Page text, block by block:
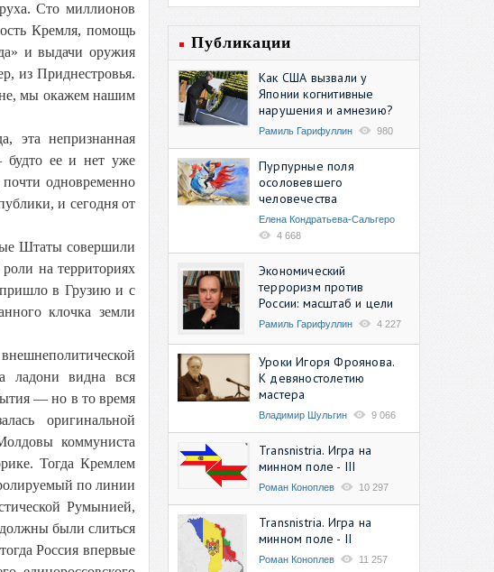
Сто миллионов
Кремля, помощь
и выдачи оружия
из Приднестровья.
мы окажем нашим
эта непризнанная
будто ее и нет уже
одновременно
и сегодня от
Штаты совершили
на территориях
в Грузию и с
клочка земли
ладони видна вся
— но в то время
оригинальной
коммуниста
Тогда Кремлем
по линии
Румынией,
были слиться
Россия впервые
Публикации
Как США вызвали у
Японии когнитивные
нарушения и амнезию?
Рамиль Гарифуллин 980
Пурпурные поля
осоловевшего
человечества
Елена Кондратьева-Сальгеро
4 668
Экономический
терроризм против
России: масштаб и цели
Рамиль Гарифуллин 4 227
Уроки Игоря Фроянова.
К девяностолетию
мастера
Владимир Шульгин 9 066
Transnistria. Игра на
минном поле - III
Роман Коноплев 10 297
Transnistria. Игра на
минном поле - II
Роман Коноплев 11 257